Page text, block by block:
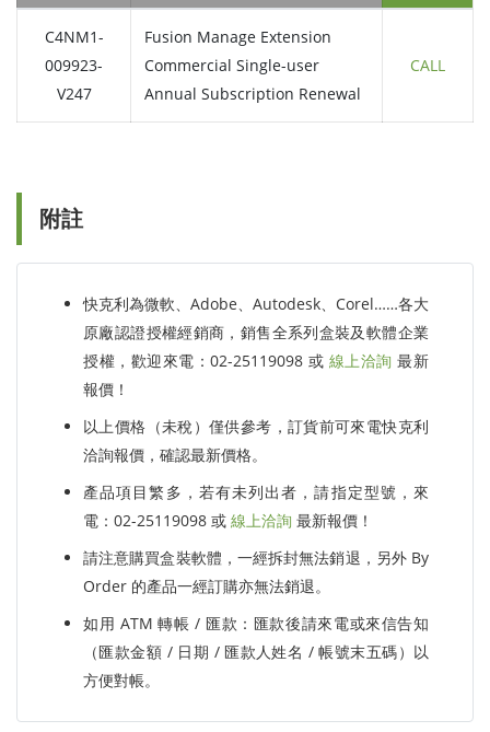
C4NM1-
009923-
V247
Fusion Manage Extension
Commercial Single-user
Annual Subscription Renewal
CALL
附註
快克利為微軟、Adobe、Autodesk、Corel……各大
原廠認證授權經銷商，銷售全系列盒裝及軟體企業
授權，歡迎來電：02-25119098 或 線上洽詢 最新
報價！
以上價格（未稅）僅供參考，訂貨前可來電快克利
洽詢報價，確認最新價格。
產品項目繁多，若有未列出者，請指定型號，來
電：02-25119098 或 線上洽詢 最新報價！
請注意購買盒裝軟體，一經拆封無法銷退，另外 By
Order 的產品一經訂購亦無法銷退。
如用 ATM 轉帳 / 匯款：匯款後請來電或來信告知
（匯款金額 / 日期 / 匯款人姓名 / 帳號末五碼）以
方便對帳。